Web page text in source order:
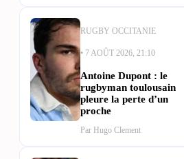
RUGBY OCCITANIE
• 7 AOÛT 2026, 21:10
Antoine Dupont : le
rugbyman toulousain
pleure la perte d’un
proche
Par Hugo Clement